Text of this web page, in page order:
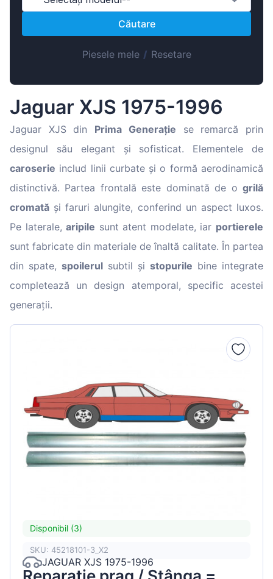
Lietuvių
Slovenian
Latvian
Slovenčina
Căutare
Piesele mele/ Resetare
Jaguar XJS 1975-1996
Jaguar XJS din Prima Generație se remarcă prin
designul său elegant și sofisticat. Elementele de
caroserie includ linii curbate și o formă aerodinamică
distinctivă. Partea frontală este dominată de o grilă
cromată și faruri alungite, conferind un aspect luxos.
Pe laterale,aripile sunt atent modelate, iar portierele
sunt fabricate din materiale de înaltă calitate. În partea
din spate, spoilerul subtil și stopurile bine integrate
completează un design atemporal, specific acestei
generații.
Disponibil (3)
SKU: 45218101-3_X2
JAGUAR XJS 1975-1996